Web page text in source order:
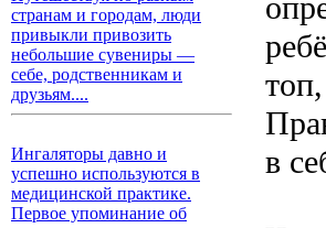
странам и городам, люди
привыкли привозить
небольшие сувениры —
себе, родственникам и
друзьям....
Ингаляторы давно и
успешно используются в
медицинской практике.
Первое упоминание об
в